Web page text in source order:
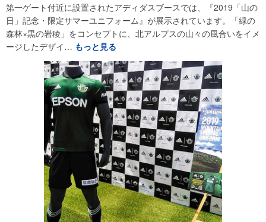
第一ゲート付近に設置されたアディダスブースでは、『2019「山の
日」記念・限定サマーユニフォーム』が展示されています。「緑の
森林×黒の岩稜」をコンセプトに、北アルプスの山々の風合いをイメ
ージしたデザイ… もっと見る